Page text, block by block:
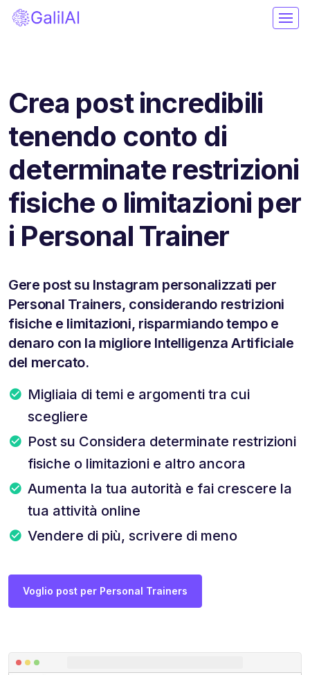
Crea post incredibili
tenendo conto di
determinate restrizioni
fisiche o limitazioni per
i Personal Trainer
Gere post su Instagram personalizzati per
Personal Trainers, considerando restrizioni
fisiche e limitazioni, risparmiando tempo e
denaro con la migliore Intelligenza Artificiale
del mercato.
Migliaia di temi e argomenti tra cui
scegliere
Post su Considera determinate restrizioni
fisiche o limitazioni e altro ancora
Aumenta la tua autorità e fai crescere la
tua attività online
Vendere di più, scrivere di meno
Voglio post per Personal Trainers